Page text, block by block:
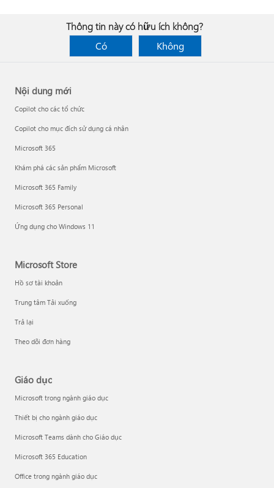
Thông tin này có hữu ích không?
Có
Không
Nội dung mới
Copilot cho các tổ chức
Copilot cho mục đích sử dụng cá nhân
Microsoft 365
Khám phá các sản phẩm Microsoft
Microsoft 365 Family
Microsoft 365 Personal
Ứng dụng cho Windows 11
Microsoft Store
Hồ sơ tài khoản
Trung tâm Tải xuống
Trả lại
Theo dõi đơn hàng
Giáo dục
Microsoft trong ngành giáo dục
Thiết bị cho ngành giáo dục
Microsoft Teams dành cho Giáo dục
Microsoft 365 Education
Office trong ngành giáo dục